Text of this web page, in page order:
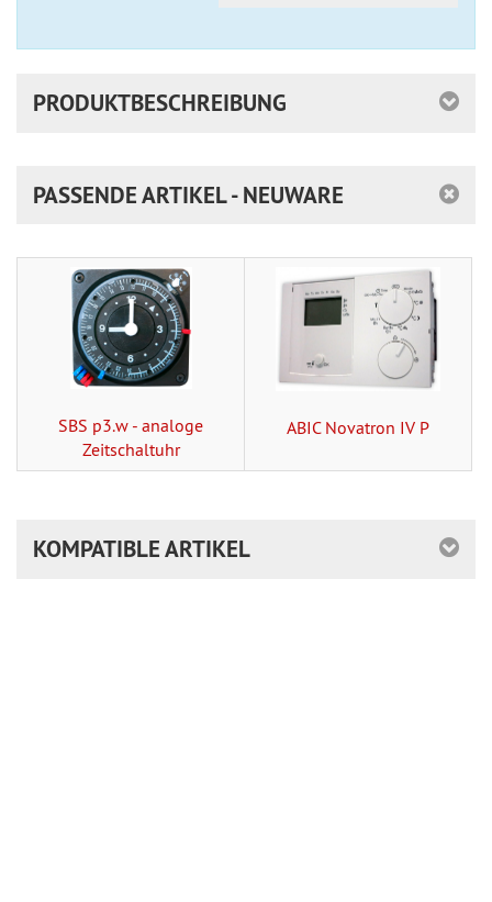
PRODUKTBESCHREIBUNG
PASSENDE ARTIKEL - NEUWARE
SBS p3.w - analoge
Zeitschaltuhr
ABIC Novatron IV P
KOMPATIBLE ARTIKEL